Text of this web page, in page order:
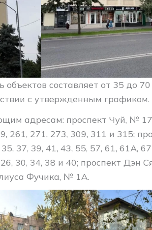
объектов составляет от 35 до
с утвержденным графиком.
адресам: проспект Чуй, №
261, 271, 273, 309, 311 и 315;
37, 39, 41, 43, 55, 57, 61, 61А,
30, 34, 38 и 40; проспект Дэн
Фучика, № 1А.